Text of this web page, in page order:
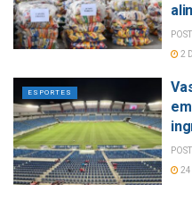
2
ESPORTES
24